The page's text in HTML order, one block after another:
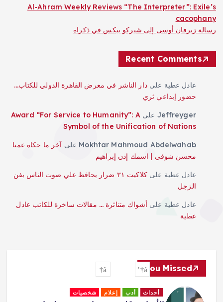
Al-Ahram Weekly Reviews “The Interpreter”: Exile’s
cacophany
رسالة زيرفان أوسى إلى شيركو بيكس في ذكراه
Recent Comments
عادل عطية علىدار الناشر في معرض القاهرة الدولي للكتاب…
حضور إبداعي ثري
Jeffreyger علىAward “For Service to Humanity”: A
Symbol of the Unification of Nations
Mokhtar Mahmoud Abdelwahab على آخر ما حكاه عمنا
محسن شوقي | اسمك إذن إبراهيم
عادل عطية على
كلاكيت ٣١ ضرار يحافظ علي صوت الناس بفن
الزجل
عادل عطية على أشواك متناثرة … مقالات ساخرة للكاتب عادل
عطية
You Missed
أحداث أدب إعلام شخصيات